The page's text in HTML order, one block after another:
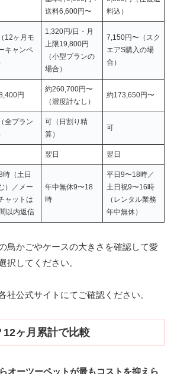
送料6,600円〜
料込）
12ヶ月モ
キャンペ
1,320円/日・月
上限19,800円
（小型プランの
場合）
7,150円〜（スク
エアS購入の場
合）
円
約260,700円〜
（濃度計なし）
約173,650円〜
全プラン
可（日割り精
算）
可
翌日 翌日
時（土日
）／メー
ャットは
以内返信
年中無休9〜18
時
平日9〜18時／
土日祝9〜16時
（レンタル業務
年中無休）
鳥かごやケースの大きさを確認して愛
択してください。
社公式サイトにてご確認ください。
ヶ月累計で比較
オーツーペットが最もコストを抑えら